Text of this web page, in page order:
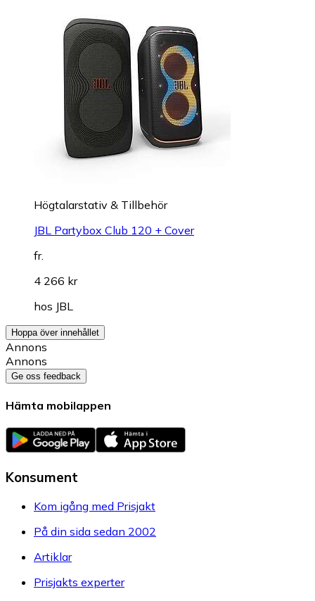
Högtalarstativ & Tillbehör
JBL Partybox Club 120 + Cover
fr.
4 266 kr
hos JBL
Hoppa över innehållet
Annons
Annons
Ge oss feedback
Hämta mobilappen
Konsument
Kom igång med Prisjakt
På din sida sedan 2002
Artiklar
Prisjakts experter